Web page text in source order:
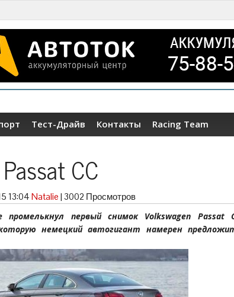
Тест-Драйв Контакты Racing Team
CC
13:04 Natalie | 3002 Просмотров
промелькнул первый снимок Volkswagen Passat
немецкий автогигант намерен